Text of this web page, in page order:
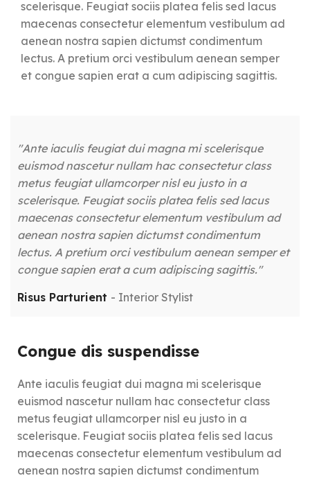
scelerisque. Feugiat sociis platea felis sed lacus
maecenas consectetur elementum vestibulum ad
aenean nostra sapien dictumst condimentum
lectus. A pretium orci vestibulum aenean semper
et congue sapien erat a cum adipiscing sagittis.
"Ante iaculis feugiat dui magna mi scelerisque
euismod nascetur nullam hac consectetur class
metus feugiat ullamcorper nisl eu justo in a
scelerisque. Feugiat sociis platea felis sed lacus
maecenas consectetur elementum vestibulum ad
aenean nostra sapien dictumst condimentum
lectus. A pretium orci vestibulum aenean semper et
congue sapien erat a cum adipiscing sagittis."
Risus Parturient
Interior Stylist
Congue dis suspendisse
Ante iaculis feugiat dui magna mi scelerisque
euismod nascetur nullam hac consectetur class
metus feugiat ullamcorper nisl eu justo in a
scelerisque. Feugiat sociis platea felis sed lacus
maecenas consectetur elementum vestibulum ad
aenean nostra sapien dictumst condimentum